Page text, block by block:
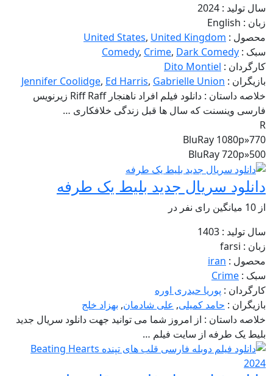
سال تولید : 2024
زبان : English
محصول :
United States, United Kingdom
سبک :
Comedy, Crime, Dark Comedy
کارگردان : Dito Montiel
بازیگران :
Jennifer Coolidge, Ed Harris, Gabrielle Union
خلاصه داستان :
دانلود فیلم افراد ناهنجار Riff Raff زیرنویس
فارسی وینسنت که سال ها قبل زندگی خلافکاری …
R
BluRay 1080p»770
BluRay 720p»500
دانلود سریال جدید بلیط یک طرفه
از 10 میانگین رای
نفر در
سال تولید : 1403
زبان : farsi
محصول : iran
سبک : Crime
کارگردان : پوریا حیدری اوره
بازیگران : حامد کمیلی, علی شادمان, بهزاد خلج
خلاصه داستان : از امروز شما می توانید جهت دانلود سریال جدید
بلیط یک طرفه از سایت فیلم …